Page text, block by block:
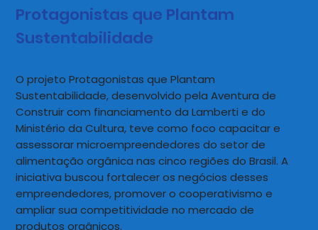
Protagonistas que Plantam
Sustentabilidade
O projeto Protagonistas que Plantam
Sustentabilidade, desenvolvido pela Aventura de
Construir com financiamento da Lamberti e do
Ministério da Cultura, teve como foco capacitar e
assessorar microempreendedores do setor de
alimentação orgânica nas cinco regiões do Brasil. A
iniciativa buscou fortalecer os negócios desses
empreendedores, promover o cooperativismo e
ampliar sua competitividade no mercado de
produtos orgânicos.